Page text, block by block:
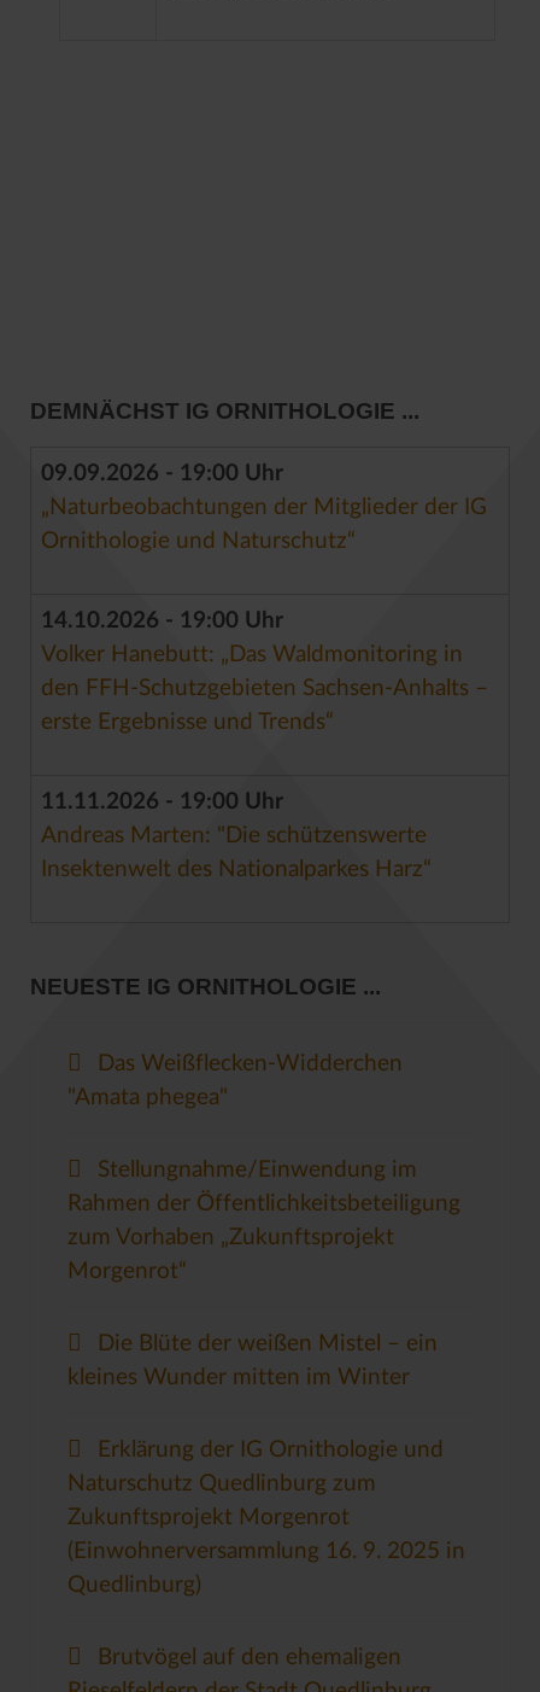
DEMNÄCHST IG ORNITHOLOGIE ...
09.09.2026 - 19:00 Uhr
„Naturbeobachtungen der Mitglieder der IG
Ornithologie und Naturschutz“
14.10.2026 - 19:00 Uhr
Volker Hanebutt: „Das Waldmonitoring in
den FFH-Schutzgebieten Sachsen-Anhalts –
erste Ergebnisse und Trends“
11.11.2026 - 19:00 Uhr
Andreas Marten: "Die schützenswerte
Insektenwelt des Nationalparkes Harz“
NEUESTE IG ORNITHOLOGIE ...
Das Weißflecken-Widderchen
"Amata phegea"
Stellungnahme/Einwendung im
Rahmen der Öffentlichkeitsbeteiligung
zum Vorhaben „Zukunftsprojekt
Morgenrot“
Die Blüte der weißen Mistel – ein
kleines Wunder mitten im Winter
Erklärung der IG Ornithologie und
Naturschutz Quedlinburg zum
Zukunftsprojekt Morgenrot
(Einwohnerversammlung 16. 9. 2025 in
Quedlinburg)
Brutvögel auf den ehemaligen